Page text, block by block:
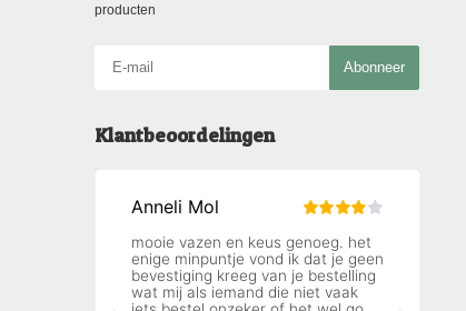
producten
Abonneer
Klantbeoordelingen